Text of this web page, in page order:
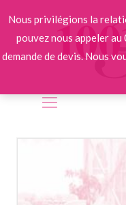
Nous privilégions la
pouvez nous appeler
demande de devis. Nous